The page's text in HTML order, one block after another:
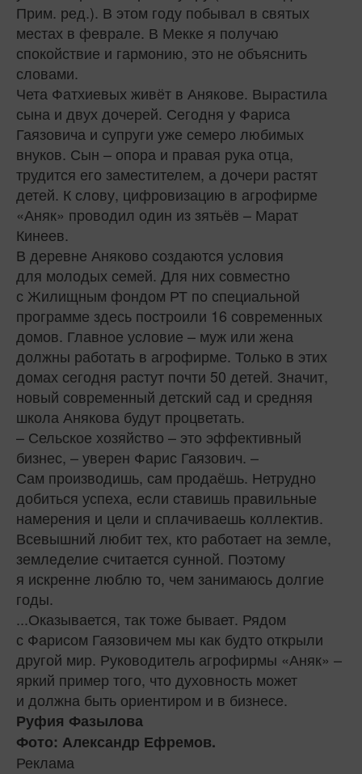
Прим. ред.). В этом году побывал в святых
местах в феврале. В Мекке я получаю
спокойствие и гармонию, это не объяснить
словами.
Чета Фатхиевых живёт в Анякове. Вырастила
сына и двух дочерей. Сегодня у Фариса
Гаязовича и супруги уже семеро любимых
внуков. Сын – опора и правая рука отца,
трудится его заместителем, а дочери растят
детей. К слову, цифровизацию в агрофирме
«Аняк» проводил один из зятьёв – Марат
Кинеев.
В деревне Аняково создаются условия
для молодых семей. Для них совместно
с Жилищным фондом РТ по специальной
программе здесь построили 16 современных
домов. Главное условие – муж или жена
должны работать в агрофирме. Только в этих
домах сегодня растут почти 50 детей. Значит,
новый современный детский сад и средняя
школа Анякова будут процветать.
– Сельское хозяйство – это эффективный
бизнес, – уверен Фарис Гаязович. –
Сам производишь, сам продаёшь. Нетрудно
добиться успеха, если ставишь правильные
намерения и цели и сплачиваешь коллектив.
Всевышний любит тех, кто работает на земле,
земледелие считается сунной. Поэтому
я искренне люблю то, чем занимаюсь долгие
годы.
...Оказывается, так тоже бывает. Рядом
с Фарисом Гаязовичем мы как будто открыли
другой мир. Руководитель агрофирмы «Аняк» –
яркий пример того, что духовность может
и должна быть ориентиром и в бизнесе.
Руфия Фазылова
Фото: Александр Ефремов.
Реклама